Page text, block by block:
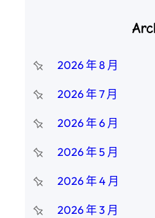
2026 年 8 月
2026 年 7 月
2026 年 6 月
2026 年 5 月
2026 年 4 月
2026 年 3 月